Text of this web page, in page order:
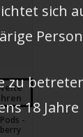
-
sich
zu
18 Jahre